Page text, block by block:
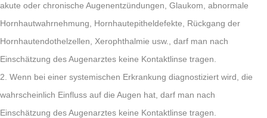
akute oder chronische Augenentzündungen, Glaukom, abnormale
Hornhautwahrnehmung, Hornhautepitheldefekte, Rückgang der
Hornhautendothelzellen, Xerophthalmie usw., darf man nach
Einschätzung des Augenarztes keine Kontaktlinse tragen.
2. Wenn bei einer systemischen Erkrankung diagnostiziert wird, die
wahrscheinlich Einfluss auf die Augen hat, darf man nach
Einschätzung des Augenarztes keine Kontaktlinse tragen.